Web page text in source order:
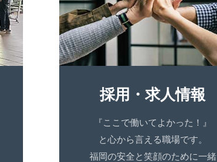
採用・求人情報
『ここで働いてよかった！』
と心から言える職場です。
福岡の安全と笑顔のために一緒